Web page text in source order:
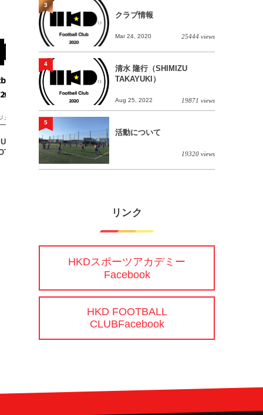
ュニア
team TRM vs
Jr】
【1/26(日) U10 TRM vs AGGRE・
クラブ情報
Mar 24, 2020 25444 views
3
清水 隆行（SHIMIZU
TAKAYUKI）
Aug 25, 2022 19871 views
4
活動について
19320 views
5
リンク
HKDスポーツアカデミー
Facebook
HKD FOOTBALL
CLUBFacebook